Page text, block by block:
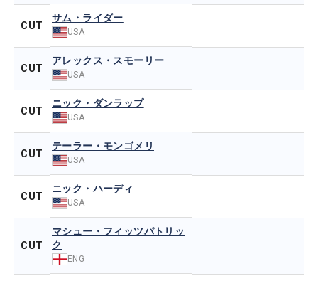
CUT
サム・ライダー
USA
CUT
アレックス・スモーリー
USA
CUT
ニック・ダンラップ
USA
CUT
テーラー・モンゴメリ
USA
CUT
ニック・ハーディ
USA
CUT
マシュー・フィッツパトリッ
ク
ENG